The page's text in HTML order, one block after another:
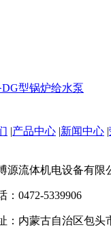
DG型锅炉给水泵
|产品中心 |新闻中心 |
源流体机电设备有限
：0472-5339906
：内蒙古自治区包头